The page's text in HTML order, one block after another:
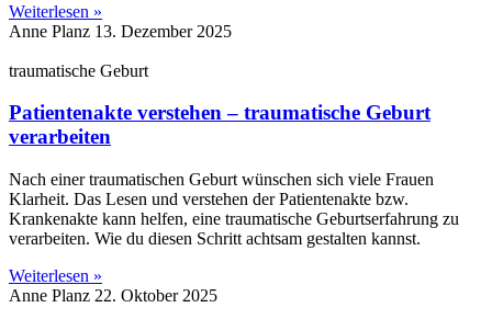
Weiterlesen »
Anne Planz 13. Dezember 2025
traumatische Geburt
Patientenakte verstehen – traumatische Geburt
verarbeiten
Nach einer traumatischen Geburt wünschen sich viele Frauen
Klarheit. Das Lesen und verstehen der Patientenakte bzw.
Krankenakte kann helfen, eine traumatische Geburtserfahrung zu
verarbeiten. Wie du diesen Schritt achtsam gestalten kannst.
Weiterlesen »
Anne Planz 22. Oktober 2025